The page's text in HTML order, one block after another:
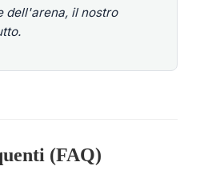
dell'arena, il nostro
(FAQ)